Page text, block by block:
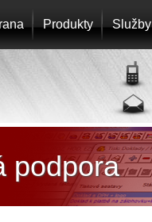
Produkty Služby
podpora